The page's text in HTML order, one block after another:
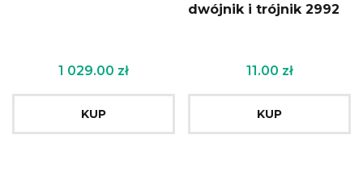
1 029.00 zł
KUP
dwójnik i trójnik 2992
11.00 zł
KUP